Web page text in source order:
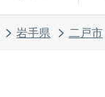
岩手県 二戸市